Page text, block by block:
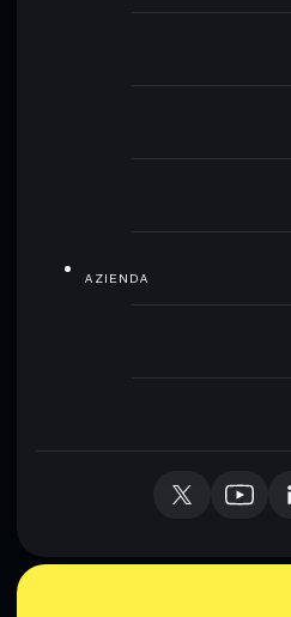
AZIENDA